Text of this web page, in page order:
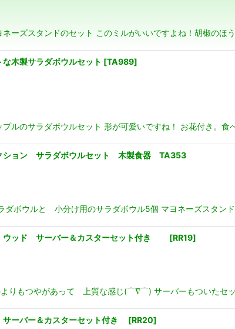
絞
ーズスタンドのセット このミルがいいですよね！胡椒の
木製サラダボウルセット [TA989]
プルのサラダボウルセット 形が可愛いですね！ お花付き
ション サラダボウルセット 木製食器 TA353
ダボウルと 小分け用のサラダボウル5個 マヨネーズスタ
ウッド サーバー＆カスターセット付き [RR19]
よりもつやがあって 上質な感じ(⌒∇⌒) サーバーもついたセ
ーバー＆カスターセット付き [RR20]